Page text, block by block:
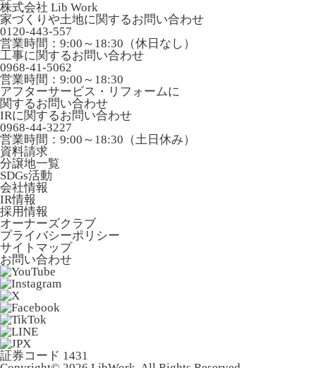
株式会社 Lib Work
家づくりや土地に関するお問い合わせ
0120-443-557
営業時間：9:00～18:30（休日なし）
工事に関するお問い合わせ
0968-41-5062
営業時間：9:00～18:30
アフターサービス・リフォームに
関するお問い合わせ
IRに関するお問い合わせ
0968-44-3227
営業時間：9:00～18:30（土日休み）
資料請求
分譲地一覧
SDGs活動
会社情報
IR情報
採用情報
オーナーズクラブ
プライバシーポリシー
サイトマップ
お問い合わせ
証券コード 1431